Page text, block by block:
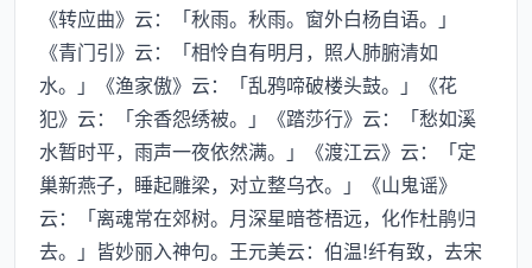
《转应曲》云：「秋雨。秋雨。窗外白杨自语。」
《青门引》云：「相怜自有明月，照人肺腑清如
水。」《渔家傲》云：「乱鸦啼破楼头鼓。」《花
犯》云：「余香怨绣被。」《踏莎行》云：「愁如溪
水暂时平，雨声一夜依然满。」《渡江云》云：「定
巢新燕子，睡起雕梁，对立整乌衣。」《山鬼谣》
云：「离魂常在郊树。月深星暗苍梧远，化作杜鹃归
去。」皆妙丽入神句。王元美云：伯温!纤有致，去宋